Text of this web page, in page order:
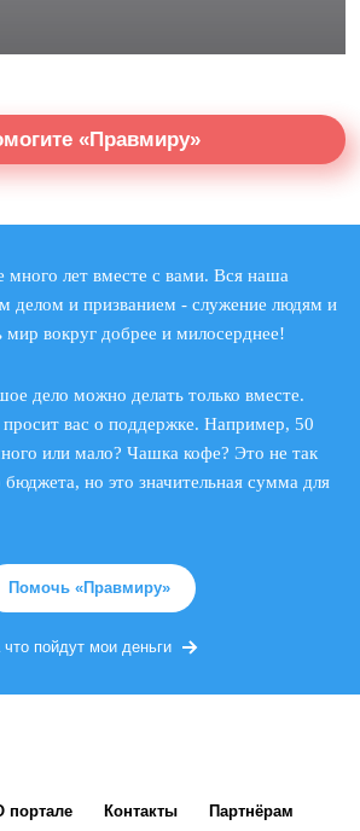
«Правмиру»
лет вместе с вами. Вся наша
делом и призванием - служение людям и
мир вокруг добрее и милосерднее!
дело можно делать только вместе.
вас о поддержке. Например, 50
или мало? Чашка кофе? Это не так
но это значительная сумма для
Помочь «Правмиру»
что пойдут мои деньги
портале Контакты Партнёрам